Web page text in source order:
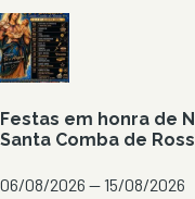
Festas em honra de
Santa Comba de
06/08/2026 — 15/08/2026